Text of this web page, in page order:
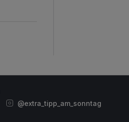
@extra_tipp_am_sonntag